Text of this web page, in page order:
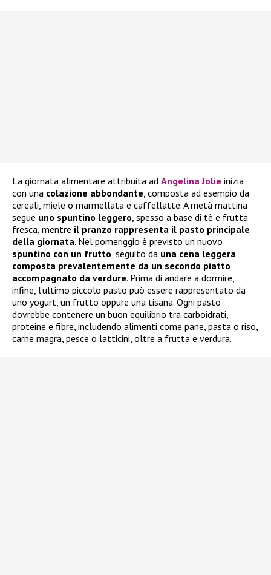
La giornata alimentare attribuita ad Angelina Jolie inizia
con una colazione abbondante, composta ad esempio da
cereali, miele o marmellata e caffellatte. A metà mattina
segue uno spuntino leggero, spesso a base di tè e frutta
fresca, mentre il pranzo rappresenta il pasto principale
della giornata. Nel pomeriggio è previsto un nuovo
spuntino con un frutto, seguito da una cena leggera
composta prevalentemente da un secondo piatto
accompagnato da verdure. Prima di andare a dormire,
infine, l’ultimo piccolo pasto può essere rappresentato da
uno yogurt, un frutto oppure una tisana. Ogni pasto
dovrebbe contenere un buon equilibrio tra carboidrati,
proteine e fibre, includendo alimenti come pane, pasta o riso,
carne magra, pesce o latticini, oltre a frutta e verdura.